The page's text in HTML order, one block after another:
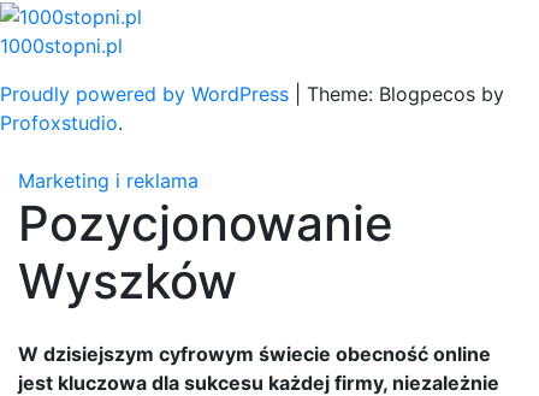
Skip
to
1000stopni.pl
Proudly powered by WordPress
Theme: Blogpecos by
Profoxstudio.
Marketing i reklama
Pozycjonowanie
Wyszków
W dzisiejszym cyfrowym świecie obecność online
jest kluczowa dla sukcesu każdej firmy, niezależnie